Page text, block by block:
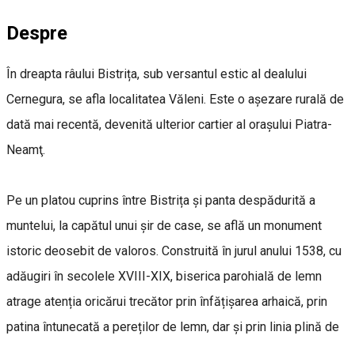
Despre
În dreapta râului Bistrița, sub versantul estic al dealului
Cernegura, se afla localitatea Văleni. Este o așezare rurală de
dată mai recentă, devenită ulterior cartier al orașului Piatra-
Neamţ.
Pe un platou cuprins între Bistrița și panta despădurită a
muntelui, la capătul unui șir de case, se află un monument
istoric deosebit de valoros. Construită în jurul anului 1538, cu
adăugiri în secolele XVIII-XIX, biserica parohială de lemn
atrage atenția oricărui trecător prin înfățișarea arhaică, prin
patina întunecată a pereților de lemn, dar și prin linia plină de